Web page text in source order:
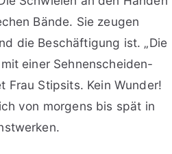
Bände. Sie zeugen
die Beschäftigung ist. „Die
einer Sehnenscheiden-
Frau Stipsits. Kein Wunder!
von morgens bis spät in